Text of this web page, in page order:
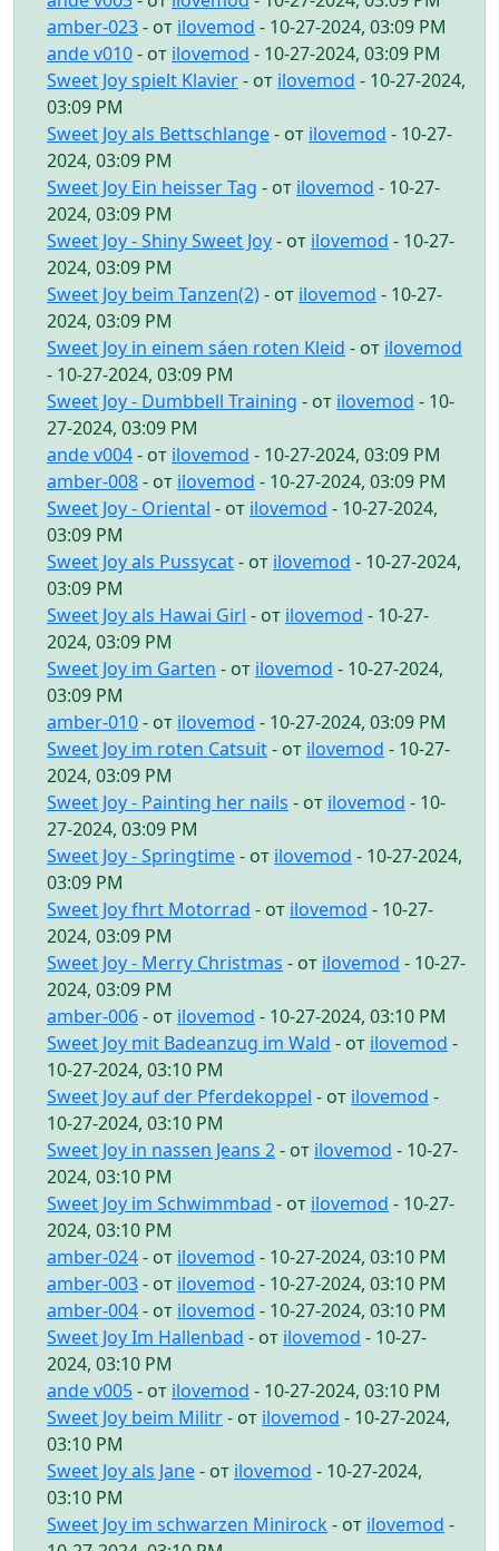
amber-023- от ilovemod - 10-27-2024, 03:09 PM
ande v010- от ilovemod - 10-27-2024, 03:09 PM
Sweet Joy spielt Klavier- от ilovemod - 10-27-2024,
03:09 PM
Sweet Joy als Bettschlange- от ilovemod - 10-27-
2024, 03:09 PM
Sweet Joy Ein heisser Tag - от ilovemod - 10-27-
2024, 03:09 PM
Sweet Joy - Shiny Sweet Joy- от ilovemod - 10-27-
2024, 03:09 PM
Sweet Joy beim Tanzen(2)- от ilovemod - 10-27-
2024, 03:09 PM
Sweet Joy in einem sáen roten Kleid - от ilovemod
- 10-27-2024, 03:09 PM
Sweet Joy - Dumbbell Training - от ilovemod - 10-
27-2024, 03:09 PM
ande v004- от ilovemod - 10-27-2024, 03:09 PM
amber-008- от ilovemod - 10-27-2024, 03:09 PM
Sweet Joy - Oriental - от ilovemod - 10-27-2024,
03:09 PM
Sweet Joy als Pussycat- от ilovemod - 10-27-2024,
03:09 PM
Sweet Joy als Hawai Girl - от ilovemod - 10-27-
2024, 03:09 PM
Sweet Joy im Garten - от ilovemod - 10-27-2024,
03:09 PM
amber-010- от ilovemod - 10-27-2024, 03:09 PM
Sweet Joy im roten Catsuit- от ilovemod - 10-27-
2024, 03:09 PM
Sweet Joy - Painting her nails - от ilovemod - 10-
27-2024, 03:09 PM
Sweet Joy - Springtime- от ilovemod - 10-27-2024,
03:09 PM
Sweet Joy fhrt Motorrad - от ilovemod - 10-27-
2024, 03:09 PM
Sweet Joy - Merry Christmas - от ilovemod - 10-27-
2024, 03:09 PM
amber-006- от ilovemod - 10-27-2024, 03:10 PM
Sweet Joy mit Badeanzug im Wald - от ilovemod -
10-27-2024, 03:10 PM
Sweet Joy auf der Pferdekoppel - от ilovemod -
10-27-2024, 03:10 PM
Sweet Joy in nassen Jeans 2- от ilovemod - 10-27-
2024, 03:10 PM
Sweet Joy im Schwimmbad - от ilovemod - 10-27-
2024, 03:10 PM
amber-024- от ilovemod - 10-27-2024, 03:10 PM
amber-003- от ilovemod - 10-27-2024, 03:10 PM
amber-004- от ilovemod - 10-27-2024, 03:10 PM
Sweet Joy Im Hallenbad - от ilovemod - 10-27-
2024, 03:10 PM
ande v005- от ilovemod - 10-27-2024, 03:10 PM
Sweet Joy beim Militr- от ilovemod - 10-27-2024,
03:10 PM
Sweet Joy als Jane- от ilovemod - 10-27-2024,
03:10 PM
Sweet Joy im schwarzen Minirock - от ilovemod -